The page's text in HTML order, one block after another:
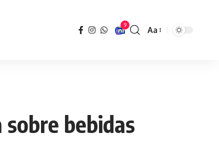
9
Font
Aa
bebidas